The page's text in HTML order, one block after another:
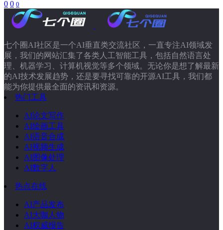
0 0 0
七个圈AI社区是一个AI垂直类交流社区，一直专注AI领域发
展，我们的网站汇集了各类人工智能工具，包括自然语言处
理、机器学习、计算机视觉等多个领域。无论你是想了解最新
的AI技术发展趋势，还是要寻找可靠的开源AI工具，我们都
能为你提供最全面的资讯和资源。
热门工具
AI论文写作
AI绘画工具
AI语音合成
AI视频生成
AI图像处理
AI数字人
热点在线
AI产品发布
AI大咖人物
AI权威报告